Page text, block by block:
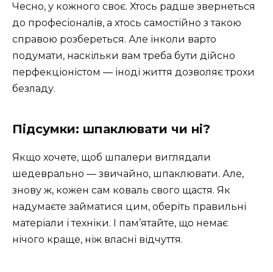
Чесно, у кожного своє. Хтось радше звернеться
до професіоналів, а хтось самостійно з такою
справою розбереться. Але інколи варто
подумати, наскільки вам треба бути дійсно
перфекціоністом — іноді життя дозволяє трохи
безладу.
Підсумки: шпаклювати чи ні?
Якщо хочете, щоб шпалери виглядали
шедеврально — звичайно, шпаклювати. Але,
знову ж, кожен сам коваль свого щастя. Як
надумаєте займатися цим, оберіть правильні
матеріали і техніки. І пам’ятайте, що немає
нічого краще, ніж власні відчуття.